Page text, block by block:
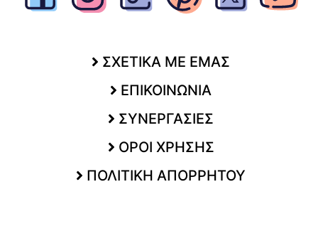
ΣΧΕΤΙΚΑ ΜΕ ΕΜΑΣ
ΕΠΙΚΟΙΝΩΝΙΑ
ΣΥΝΕΡΓΑΣΙΕΣ
ΟΡΟΙ ΧΡΗΣΗΣ
ΠΟΛΙΤΙΚΗ ΑΠΟΡΡΗΤΟΥ